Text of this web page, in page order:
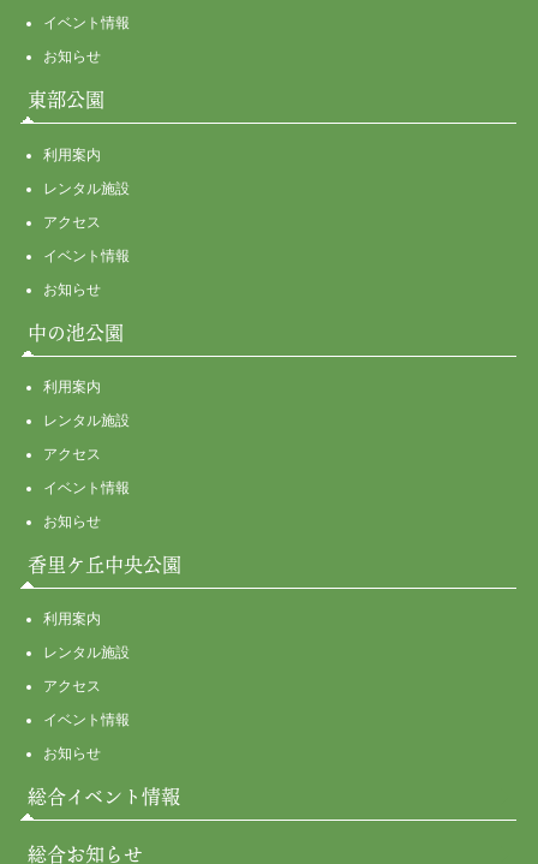
イベント情報
お知らせ
東部公園
利用案内
レンタル施設
アクセス
イベント情報
お知らせ
中の池公園
利用案内
レンタル施設
アクセス
イベント情報
お知らせ
香里ケ丘中央公園
利用案内
レンタル施設
アクセス
イベント情報
お知らせ
総合イベント情報
総合お知らせ